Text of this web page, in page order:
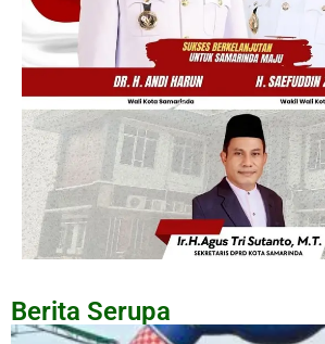
Berita Serupa